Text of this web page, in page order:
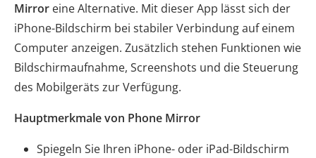
Mirror eine Alternative. Mit dieser App lässt sich der
iPhone-Bildschirm bei stabiler Verbindung auf einem
Computer anzeigen. Zusätzlich stehen Funktionen wie
Bildschirmaufnahme, Screenshots und die Steuerung
des Mobilgeräts zur Verfügung.
Hauptmerkmale von Phone Mirror
Spiegeln Sie Ihren iPhone- oder iPad-Bildschirm